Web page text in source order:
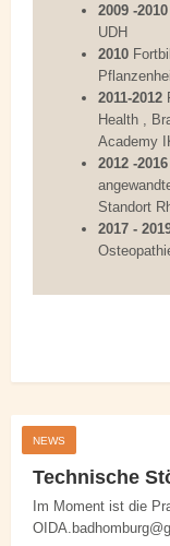
2009 -2010
UDH
2010
2011-2012
Health ,
Academy
2012 -2016
Standort
2017 -
NEWS
Technische
Im Moment ist die